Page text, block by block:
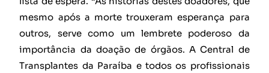
mesmo após a morte trouxeram esperança para
outros, serve como um lembrete poderoso da
importância da doação de órgãos. A Central de
Transplantes da Paraíba e todos os profissionais